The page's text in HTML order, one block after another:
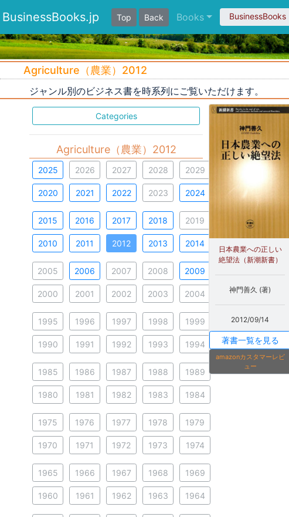
BusinessBooks.jp Top Back Books BusinessBooks
Agriculture（農業）2012
ジャンル別のビジネス書を時系列にご覧いただけます。
Categories
Agriculture（農業）2012
2025 2026 2027 2028 2029
2020 2021 2022 2023 2024
2015 2016 2017 2018 2019
2010 2011 2012 2013 2014
2005 2006 2007 2008 2009
2000 2001 2002 2003 2004
1995 1996 1997 1998 1999
1990 1991 1992 1993 1994
1985 1986 1987 1988 1989
1980 1981 1982 1983 1984
1975 1976 1977 1978 1979
1970 1971 1972 1973 1974
1965 1966 1967 1968 1969
1960 1961 1962 1963 1964
日本農業への正しい
絶望法（新潮新書）
神門善久 (著)
2012/09/14
著書一覧を見る
amazonカスタマーレビ
ュー